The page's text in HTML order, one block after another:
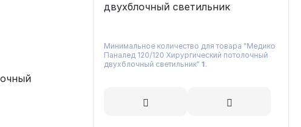
двухблочный светильник
Минимальное количество для товара "Медико
Паналед 120/120 Хирургический потолочный
двухблочный светильник" 1.